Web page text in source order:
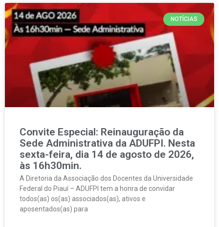
NOTÍCIAS
Convite Especial: Reinauguração da
Sede Administrativa da ADUFPI. Nesta
sexta-feira, dia 14 de agosto de 2026,
às 16h30min.
A Diretoria da Associação dos Docentes da Universidade
Federal do Piauí – ADUFPI tem a honra de convidar
todos(as) os(as) associados(as), ativos e
aposentados(as) para